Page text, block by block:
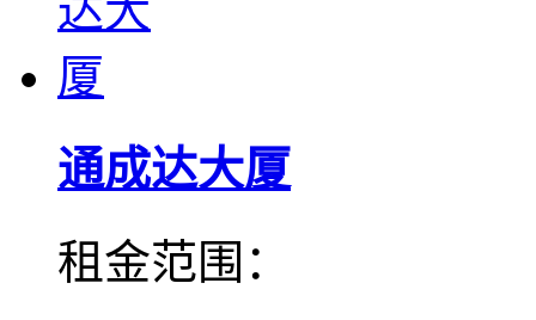
通成达大厦
租金范围：